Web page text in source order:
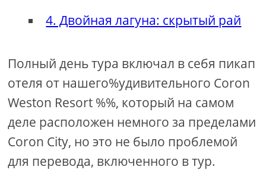
4. Двойная лагуна: скрытый рай
Полный день тура включал в себя пикап
отеля от нашего%удивительного Coron
Weston Resort %%, который на самом
деле расположен немного за пределами
Coron City, но это не было проблемой
для перевода, включенного в тур.